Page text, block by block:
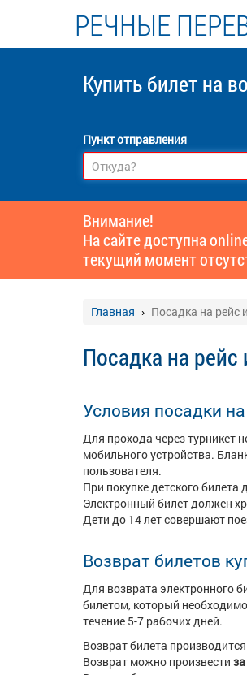
РЕЧНЫЕ
Купить билет на
Пункт отправления
Внимание!
На сайте доступна
текущий момент
Главная Посадка на рейс
Посадка на рейс
Условия посадки
Для прохода через турникет
мобильного устройства.
пользователя.
При покупке детского
Электронный билет должен
Дети до 14 лет совершают
Возврат билетов
Для возврата электронного
билетом, который
течение 5-7 рабочих дней.
Возврат билета производится
Возврат можно произвести за